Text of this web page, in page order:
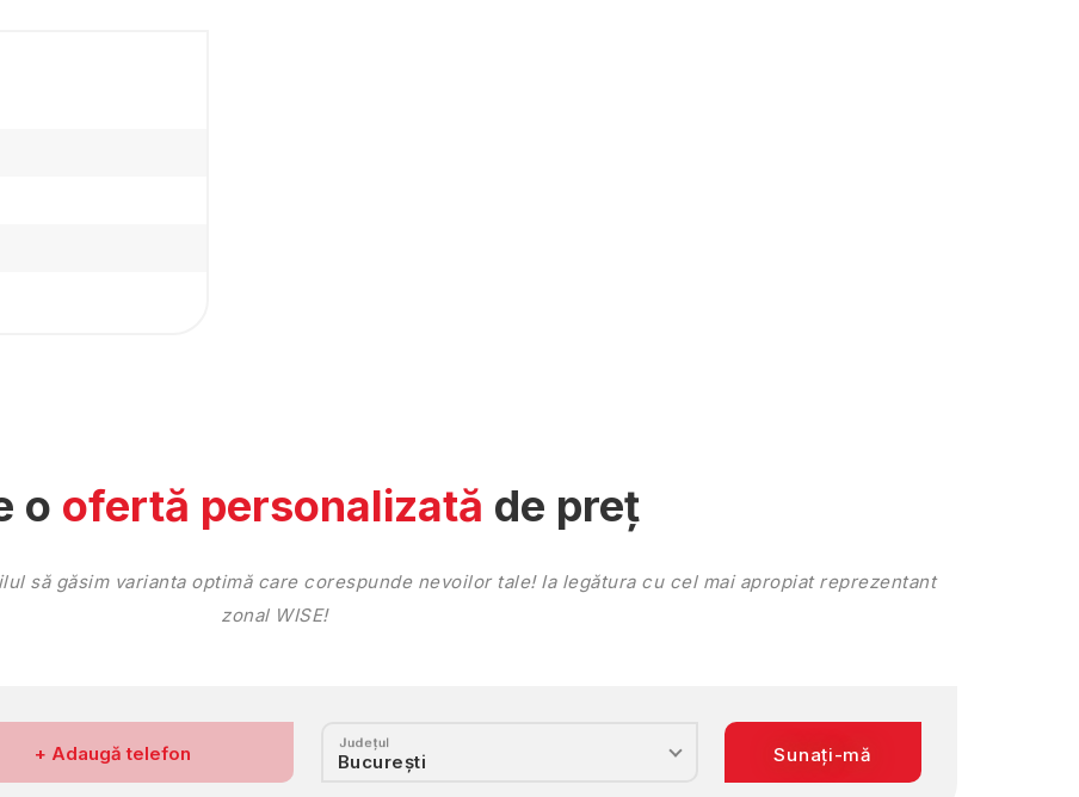
o ofertă personalizată de preț
să găsim varianta optimă care corespunde nevoilor tale! Ia legătura cu cel mai apropiat reprezentant
zonal WISE!
telefon
+ Adaugă telefon
Județul
Sunați-mă
Accept politica de confidențialitate a site-ului WISE